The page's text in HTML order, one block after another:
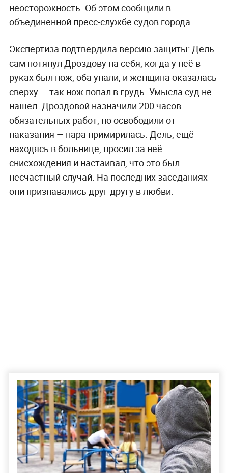
неосторожность. Об этом сообщили в
объединенной пресс-службе судов города.
Экспертиза подтвердила версию защиты: Дель
сам потянул Дроздову на себя, когда у неё в
руках был нож, оба упали, и женщина оказалась
сверху — так нож попал в грудь. Умысла суд не
нашёл. Дроздовой назначили 200 часов
обязательных работ, но освободили от
наказания — пара примирилась. Дель, ещё
находясь в больнице, просил за неё
снисхождения и настаивал, что это был
несчастный случай. На последних заседаниях
они признавались друг другу в любви.